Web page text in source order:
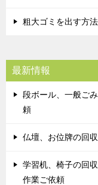
粗大ゴミを出す方法
最新情報
段ボール、一般ご
頼
仏壇、お位牌の回
学習机、椅子の回
作業ご依頼